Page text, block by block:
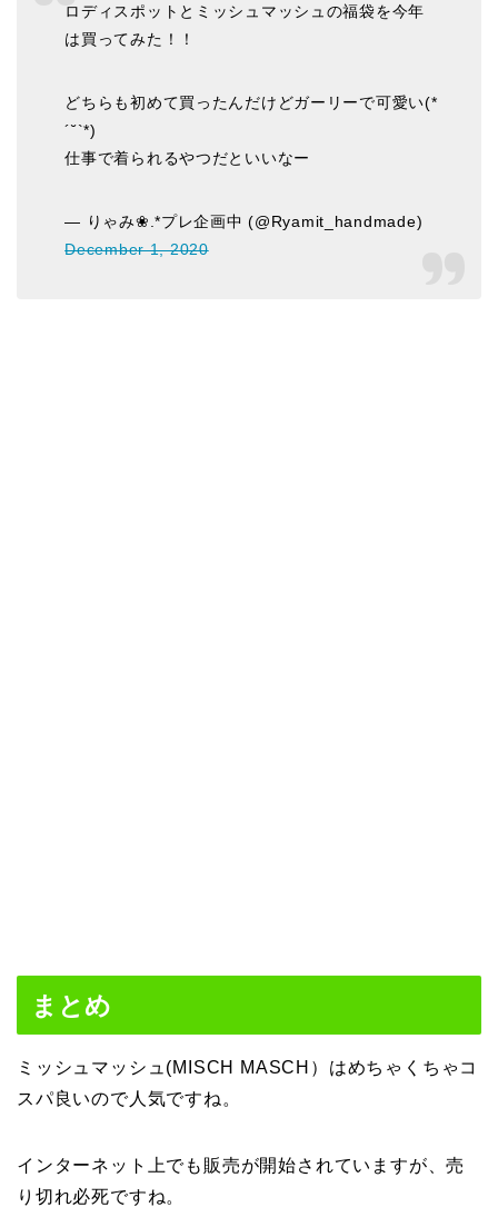
ロディスポットとミッシュマッシュの福袋を今年
は買ってみた！！
どちらも初めて買ったんだけどガーリーで可愛い(*
´˘`*)
仕事で着られるやつだといいなー
— りゃみ❀.*プレ企画中 (@Ryamit_handmade)
December 1, 2020
まとめ
ミッシュマッシュ(MISCH MASCH）はめちゃくちゃコ
スパ良いので人気ですね。
インターネット上でも販売が開始されていますが、売
り切れ必死ですね。